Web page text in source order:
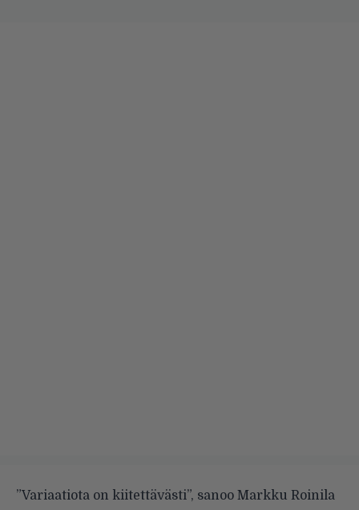
”Variaatiota on kiitettävästi”, sanoo Markku Roinila